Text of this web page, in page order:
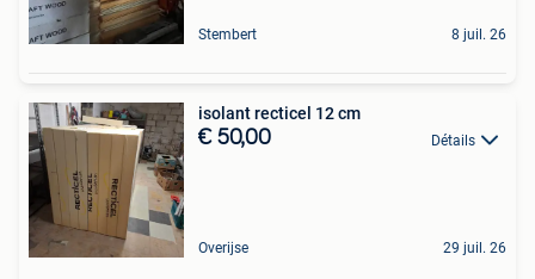
Stembert 8 juil. 26
isolant recticel 12 cm
€ 50,00 Détails
Overijse 29 juil. 26